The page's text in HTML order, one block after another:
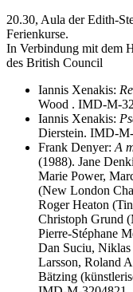
20.30, Aula der Edith-
Ferienkurse.
In Verbindung mit dem
des British Council
Iannis Xenakis:
Wood . IMD-M-
Iannis Xenakis:
Dierstein. IMD-
Frank Denyer: A
(1988). Jane
Marie Power,
(New London
Roger Heaton
Christoph Grund
Pierre-Stéphane
Dan Suciu, Niklas
Larsson, Roland
Bätzing